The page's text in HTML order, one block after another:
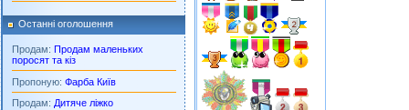
Останні оголошення
Продам: Продам маленьких
поросят та кіз
Пропоную: Фарба Київ
Продам: Дитяче ліжко